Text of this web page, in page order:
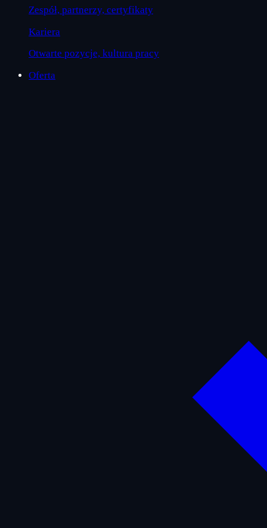
Zespół, partnerzy, certyfikaty
Kariera
Otwarte pozycje, kultura pracy
Oferta